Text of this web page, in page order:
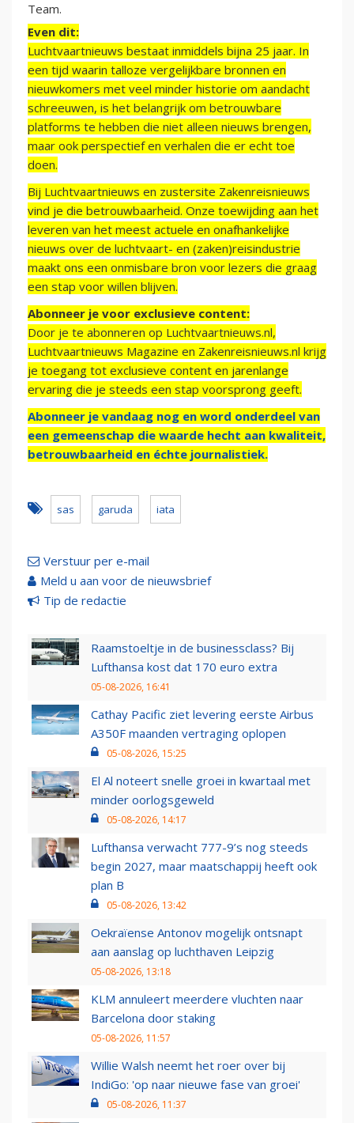
Team.
Even dit:
Luchtvaartnieuws bestaat inmiddels bijna 25 jaar. In
een tijd waarin talloze vergelijkbare bronnen en
nieuwkomers met veel minder historie om aandacht
schreeuwen, is het belangrijk om betrouwbare
platforms te hebben die niet alleen nieuws brengen,
maar ook perspectief en verhalen die er echt toe
doen.
Bij Luchtvaartnieuws en zustersite Zakenreisnieuws
vind je die betrouwbaarheid. Onze toewijding aan het
leveren van het meest actuele en onafhankelijke
nieuws over de luchtvaart- en (zaken)reisindustrie
maakt ons een onmisbare bron voor lezers die graag
een stap voor willen blijven.
Abonneer je voor exclusieve content:
Door je te abonneren op Luchtvaartnieuws.nl,
Luchtvaartnieuws Magazine en Zakenreisnieuws.nl krijg
je toegang tot exclusieve content en jarenlange
ervaring die je steeds een stap voorsprong geeft.
Abonneer je vandaag nog en word onderdeel van
een gemeenschap die waarde hecht aan kwaliteit,
betrouwbaarheid en échte journalistiek.
sas garuda iata
Verstuur per e-mail
Meld u aan voor de nieuwsbrief
Tip de redactie
Raamstoeltje in de businessclass? Bij
Lufthansa kost dat 170 euro extra
05-08-2026, 16:41
Cathay Pacific ziet levering eerste Airbus
A350F maanden vertraging oplopen
05-08-2026, 15:25
El Al noteert snelle groei in kwartaal met
minder oorlogsgeweld
05-08-2026, 14:17
Lufthansa verwacht 777-9’s nog steeds
begin 2027, maar maatschappij heeft ook
plan B
05-08-2026, 13:42
Oekraïense Antonov mogelijk ontsnapt
aan aanslag op luchthaven Leipzig
05-08-2026, 13:18
KLM annuleert meerdere vluchten naar
Barcelona door staking
05-08-2026, 11:57
Willie Walsh neemt het roer over bij
IndiGo: 'op naar nieuwe fase van groei'
05-08-2026, 11:37